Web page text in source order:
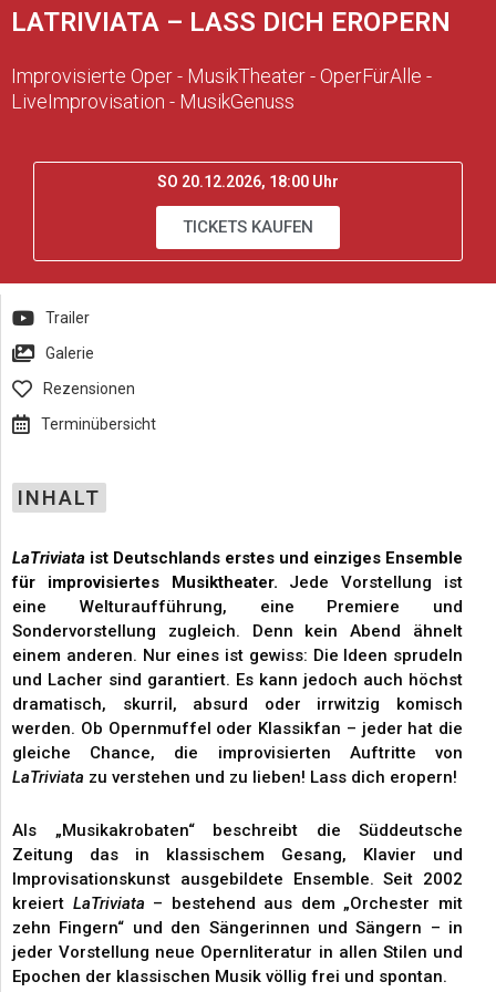
LATRIVIATA – LASS DICH EROPERN
Improvisierte Oper - MusikTheater - OperFürAlle -
LiveImprovisation - MusikGenuss
SO 20.12.2026, 18:00 Uhr
TICKETS KAUFEN
INHALT
Trailer
Galerie
Rezensionen
Terminübersicht
LaTriviata ist Deutschlands erstes und einziges Ensemble
für improvisiertes Musiktheater. Jede Vorstellung ist
eine Welturaufführung, eine Premiere und
Sondervorstellung zugleich. Denn kein Abend ähnelt
einem anderen. Nur eines ist gewiss: Die Ideen sprudeln
und Lacher sind garantiert. Es kann jedoch auch höchst
dramatisch, skurril, absurd oder irrwitzig komisch
werden. Ob Opernmuffel oder Klassikfan – jeder hat die
gleiche Chance, die improvisierten Auftritte von
LaTriviata zu verstehen und zu lieben! Lass dich eropern!
Als „Musikakrobaten“ beschreibt die Süddeutsche
Zeitung das in klassischem Gesang, Klavier und
Improvisationskunst ausgebildete Ensemble. Seit 2002
kreiert LaTriviata – bestehend aus dem „Orchester mit
zehn Fingern“ und den Sängerinnen und Sängern – in
jeder Vorstellung neue Opernliteratur in allen Stilen und
Epochen der klassischen Musik völlig frei und spontan.